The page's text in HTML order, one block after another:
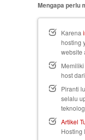
Mengapa perlu
Karena
hosting
website
host
Piranti
selalu
Artikel
Hosting